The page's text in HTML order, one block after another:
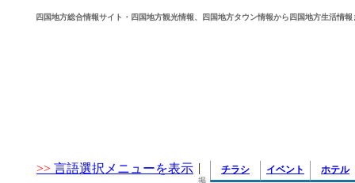
四国地方総合情報サイト・四国地方観光情報、四国地方タウン情報から四国地方生活情報
>> 言語選択メニューを表示 チラシ イベント ホテル
|
掲